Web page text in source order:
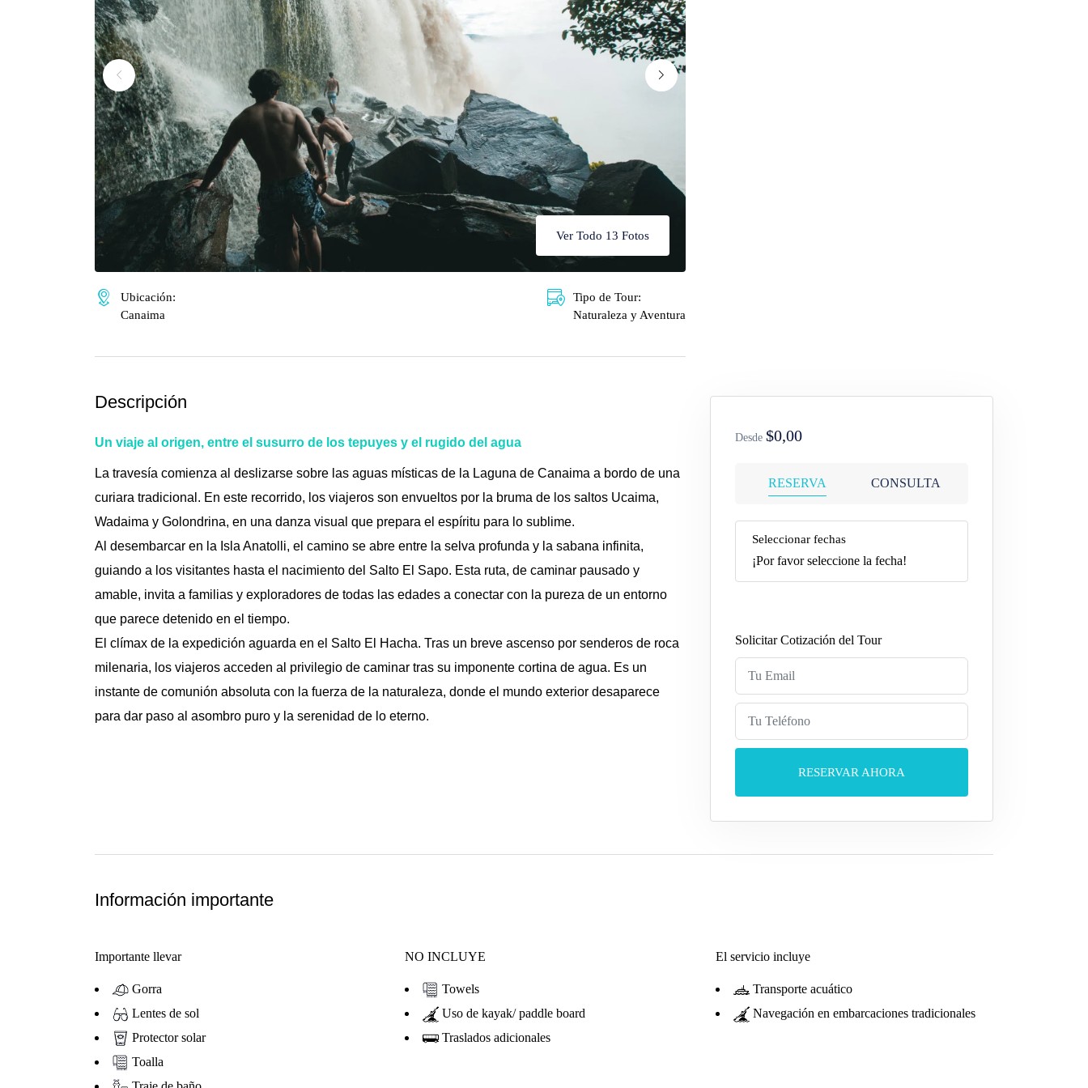
Ver Todo 13 Fotos
Ubicación:
Canaima
Tipo de Tour:
Naturaleza y Aventura
Descripción
Un viaje al origen, entre el susurro de los tepuyes y el rugido del agua
La travesía comienza al deslizarse sobre las aguas místicas de la Laguna de Canaima a bordo de una
curiara tradicional. En este recorrido, los viajeros son envueltos por la bruma de los saltos Ucaima,
Wadaima y Golondrina, en una danza visual que prepara el espíritu para lo sublime.
Al desembarcar en la Isla Anatolli, el camino se abre entre la selva profunda y la sabana infinita,
guiando a los visitantes hasta el nacimiento del Salto El Sapo. Esta ruta, de caminar pausado y
amable, invita a familias y exploradores de todas las edades a conectar con la pureza de un entorno
que parece detenido en el tiempo.
El clímax de la expedición aguarda en el Salto El Hacha. Tras un breve ascenso por senderos de roca
milenaria, los viajeros acceden al privilegio de caminar tras su imponente cortina de agua. Es un
instante de comunión absoluta con la fuerza de la naturaleza, donde el mundo exterior desaparece
para dar paso al asombro puro y la serenidad de lo eterno.
Desde $0,00
RESERVA CONSULTA
Seleccionar fechas
¡Por favor seleccione la fecha!
Solicitar Cotización del Tour
RESERVAR AHORA
Información importante
Importante llevar
Gorra
Lentes de sol
Protector solar
Toalla
NO INCLUYE
Towels
Uso de kayak/ paddle board
Traslados adicionales
El servicio incluye
Transporte acuático
Navegación en embarcaciones tradicionales